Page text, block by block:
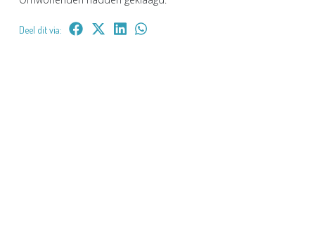
Deel dit via: